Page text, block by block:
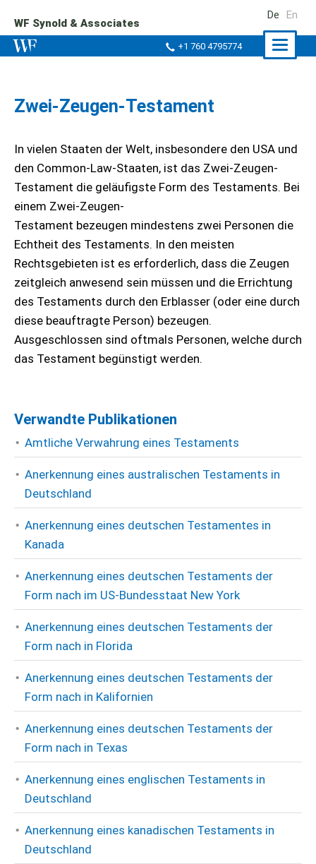
WF Synold & Associates
+1 760 4795774
De En
Zwei-Zeugen-Testament
In vielen Staaten der Welt, insbesondere den USA und
den Common-Law-Staaten, ist das Zwei-Zeugen-
Testament die geläufigste Form des Testaments. Bei
einem Zwei-Zeugen-
Testament bezeugen mindestens zwei Personen die
Echtheit des Testaments. In den meisten
Rechtsgebieten ist es erforderlich, dass die Zeugen
zeitgleich anwesend sein müssen und die Errichtung
des Testaments durch den Erblasser (oder eine durch
diese beauftragte Person) bezeugen.
Ausgeschlossen sind oftmals Personen, welche durch
das Testament begünstigt werden.
Verwandte Publikationen
Amtliche Verwahrung eines Testaments
Anerkennung eines australischen Testaments in
Deutschland
Anerkennung eines deutschen Testamentes in
Kanada
Anerkennung eines deutschen Testaments der
Form nach im US-Bundesstaat New York
Anerkennung eines deutschen Testaments der
Form nach in Florida
Anerkennung eines deutschen Testaments der
Form nach in Kalifornien
Anerkennung eines deutschen Testaments der
Form nach in Texas
Anerkennung eines englischen Testaments in
Deutschland
Anerkennung eines kanadischen Testaments in
Deutschland